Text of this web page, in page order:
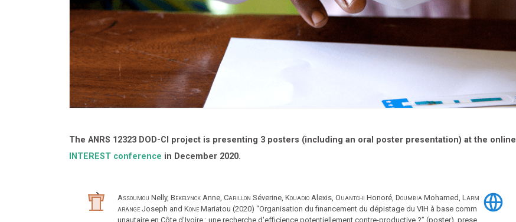
The ANRS 12323 DOD-CI project is presenting 3 posters (including an oral poster presentation) at the online
INTEREST conference in December 2020.
Assoumou Nelly, Bekelynck Anne, Carillon Séverine, Kouadio Alexis, Ouantchi Honoré, Doumbia Mohamed, Larm
arange Joseph and Kone Mariatou (2020) “Organisation du financement du dépistage du VIH à base comm
unautaire en Côte d'Ivoire : une recherche d'efficience potentiellement contre-productive ?” (poster), prese